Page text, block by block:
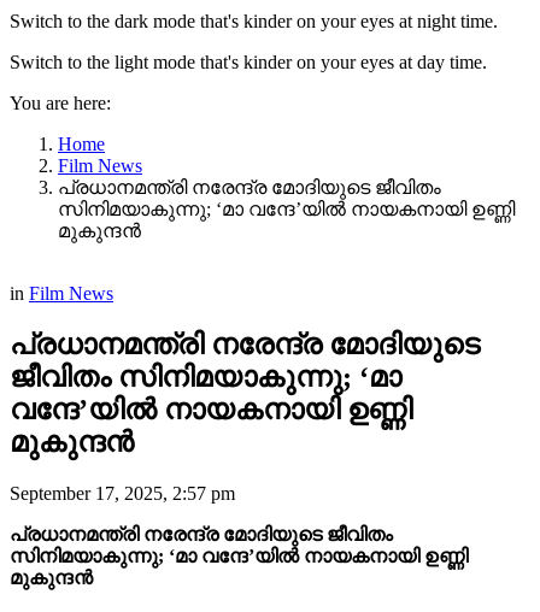
Switch to the dark mode that's kinder on your eyes at night time.
Switch to the light mode that's kinder on your eyes at day time.
You are here:
Home
Film News
പ്രധാനമന്ത്രി നരേന്ദ്ര മോദിയുടെ ജീവിതം
സിനിമയാകുന്നു; ‘മാ വന്ദേ’യിൽ നായകനായി ഉണ്ണി
മുകുന്ദൻ
in Film News
പ്രധാനമന്ത്രി നരേന്ദ്ര മോദിയുടെ
ജീവിതം സിനിമയാകുന്നു; ‘മാ
വന്ദേ’യിൽ നായകനായി ഉണ്ണി
മുകുന്ദൻ
September 17, 2025, 2:57 pm
പ്രധാനമന്ത്രി നരേന്ദ്ര മോദിയുടെ ജീവിതം
സിനിമയാകുന്നു; ‘മാ വന്ദേ’യിൽ നായകനായി ഉണ്ണി
മുകുന്ദൻ